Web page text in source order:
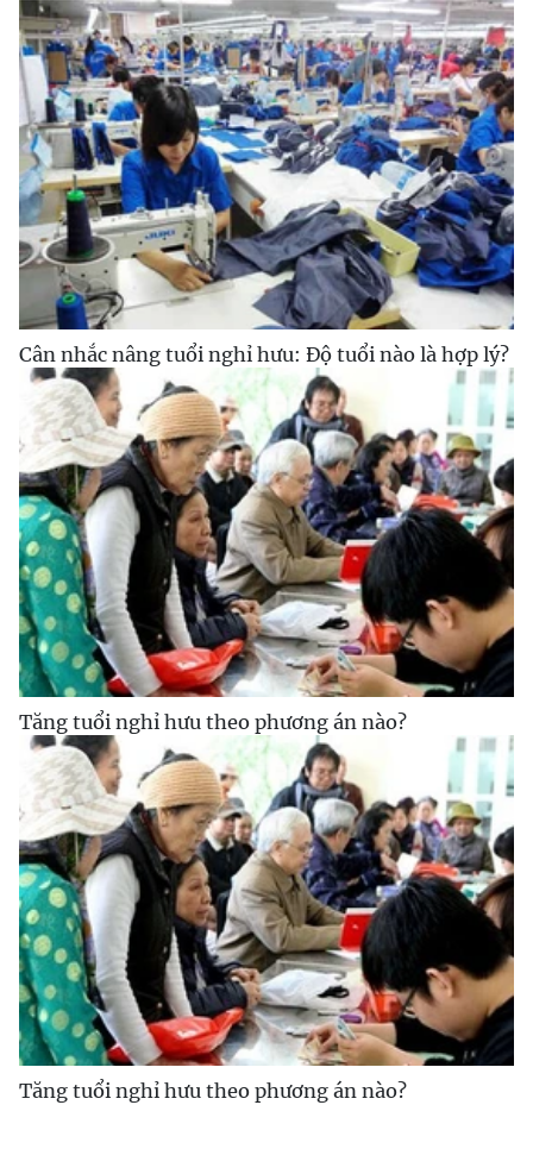
Cân nhắc nâng tuổi nghỉ hưu: Độ tuổi nào là hợp lý?
Tăng tuổi nghỉ hưu theo phương án nào?
Tăng tuổi nghỉ hưu theo phương án nào?